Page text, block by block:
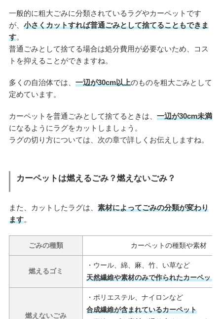
一般的に粗大ごみに分類されているラグやカーペットです
が、 小さくカットすれば普通ごみとして捨てることもできま
す。
普通ごみとして捨てる場合は処分費用が必要ないため、コス
トを抑えることができますね。
多くの自治体では、 一辺が30cm以上のものを粗大ごみとして
定めています。
カーペットを普通ごみとして捨てるときは、 一辺が30cm未満
になるようにラグをカットしましょう。
ラグの切り方については、次の章で詳しくお伝えしますね。
カーペットは燃えるごみ？燃えないごみ？
また、カットしたラグは、 素材によってごみの分類が変わり
ます。
ごみの種類 カーペットの種類や素材
燃えるゴミ
・ウール、綿、麻、竹、い草など
天然繊維や素材のみで作られたカーペット
燃えないごみ
・ポリエステル、ナイロンなど
合成繊維が含まれているカーペット